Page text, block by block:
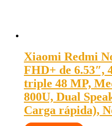
Xiaomi Redmi
FHD+ de 6.53″,
triple 48 MP,
800U, Dual
Carga rápida),